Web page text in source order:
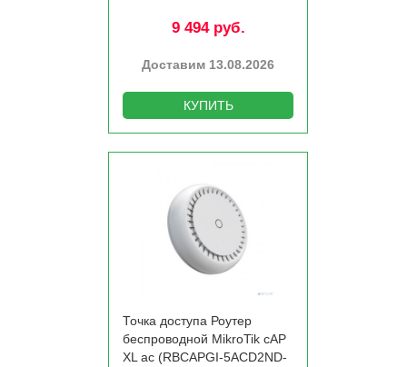
9 494 руб.
Доставим 13.08.2026
КУПИТЬ
Точка доступа Роутер
беспроводной MikroTik cAP
XL ac (RBCAPGI-5ACD2ND-